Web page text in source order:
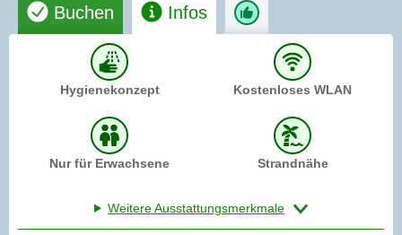
Buchen Infos
Hygienekonzept Kostenloses WLAN
Nur für Erwachsene Strandnähe
Weitere Ausstattungsmerkmale